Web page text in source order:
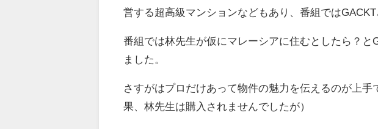
営する超高級マンションなどもあり、番組では
番組では林先生が仮にマレーシアに住むとしたら？と
ました。
さすがはプロだけあって物件の魅力を伝えるのが上
果、林先生は購入されませんでしたが）